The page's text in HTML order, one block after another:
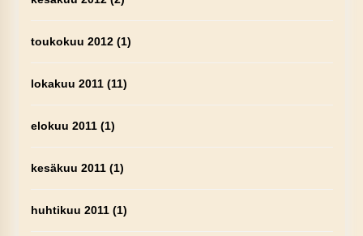
toukokuu 2012(1)
lokakuu 2011(11)
elokuu 2011(1)
kesäkuu 2011(1)
huhtikuu 2011(1)